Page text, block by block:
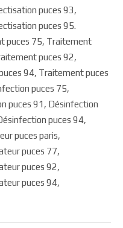
puces 93,
puces 95.
puces 75, Traitement
puces 92,
94, Traitement puces
puces 75,
puces 91, Désinfection
puces 94,
puces paris,
puces 77,
puces 92,
puces 94,